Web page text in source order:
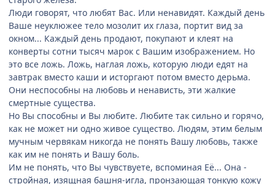
Люди говорят, что любят Вас. Или ненавидят. Каждый день
Ваше неуклюжее тело мозолит их глаза, портит вид за
окном... Каждый день продают, покупают и клеят на
конверты сотни тысяч марок с Вашим изображением. Но
это все ложь. Ложь, наглая ложь, которую люди едят на
завтрак вместо каши и исторгают потом вместо дерьма.
Они неспособны на любовь и ненависть, эти жалкие
смертные существа.
Но Вы способны и Вы любите. Любите так сильно и горячо,
как не может ни одно живое существо. Людям, этим белым
мучным червякам никогда не понять Вашу любовь, также
как им не понять и Вашу боль.
Им не понять, что Вы чувствуете, вспоминая Её... Она -
стройная, изящная башня-игла, пронзающая тонкую кожу